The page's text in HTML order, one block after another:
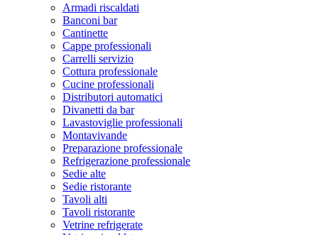
Armadi riscaldati
Banconi bar
Cantinette
Cappe professionali
Carrelli servizio
Cottura professionale
Cucine professionali
Distributori automatici
Divanetti da bar
Lavastoviglie professionali
Montavivande
Preparazione professionale
Refrigerazione professionale
Sedie alte
Sedie ristorante
Tavoli alti
Tavoli ristorante
Vetrine refrigerate